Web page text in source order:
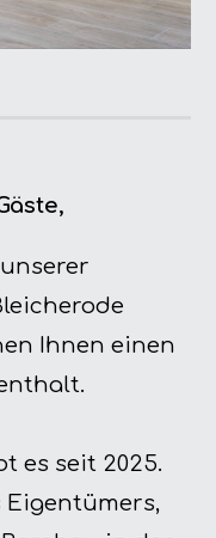
Ihnen einen
es seit 2025.
Eigentümers,